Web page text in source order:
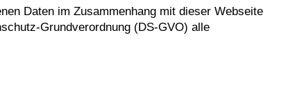
Daten im Zusammenhang mit dieser Webseite
Grundverordnung (DS-GVO) alle